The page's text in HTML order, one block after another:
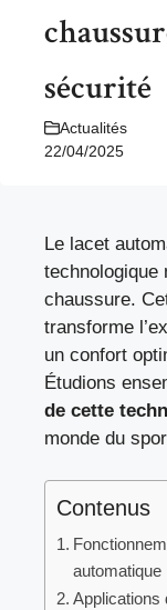
sécurité
Actualités
22/04/2025
Le lacet
technologique
chaussure.
transforme
un confort
Étudions
de cette
monde du
Contenus
automatique
Applications